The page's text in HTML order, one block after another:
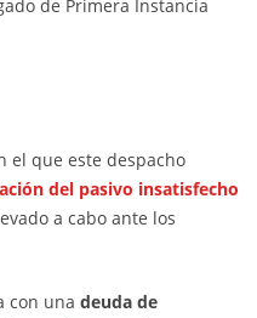
de Primera Instancia
el que este despacho
del pasivo insatisfecho
a cabo ante los
con una deuda de